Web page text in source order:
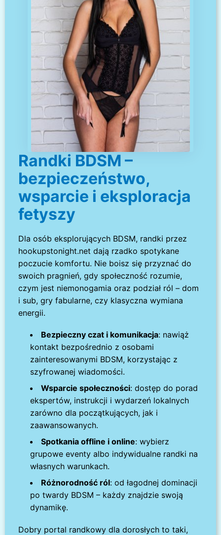
Randki BDSM –
bezpieczeństwo,
wsparcie i eksploracja
fetyszy
Dla osób eksplorujących BDSM, randki przez
hookupstonight.net dają rzadko spotykane
poczucie komfortu. Nie boisz się przyznać do
swoich pragnień, gdy społeczność rozumie,
czym jest niemonogamia oraz podział ról – dom
i sub, gry fabularne, czy klasyczna wymiana
energii.
Bezpieczny czat i komunikacja: nawiąż
kontakt bezpośrednio z osobami
zainteresowanymi BDSM, korzystając z
szyfrowanej wiadomości.
Wsparcie społeczności: dostęp do porad
ekspertów, instrukcji i wydarzeń lokalnych
zarówno dla początkujących, jak i
zaawansowanych.
Spotkania offline i online: wybierz
grupowe eventy albo indywidualne randki na
własnych warunkach.
Różnorodność ról: od łagodnej dominacji
po twardy BDSM – każdy znajdzie swoją
dynamikę.
Dobry portal randkowy dla dorosłych to taki,